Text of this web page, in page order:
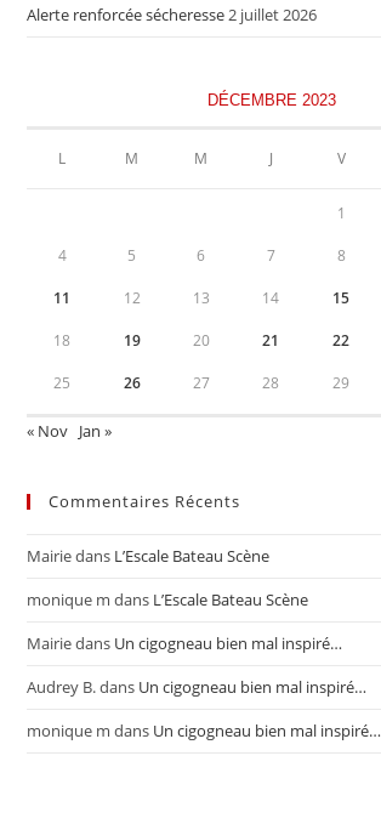
Alerte renforcée sécheresse2 juillet 2026
DÉCEMBRE 2023
L M M J V
1
4 5 6 7 8
11 12 13 14 15
18 19 20 21 22
25 26 27 28 29
« Nov Jan »
Commentaires Récents
Mairiedans L’Escale Bateau Scène
monique m dans L’Escale Bateau Scène
Mairiedans Un cigogneau bien mal inspiré…
Audrey B.dans Un cigogneau bien mal inspiré…
monique m dans Un cigogneau bien mal inspiré…